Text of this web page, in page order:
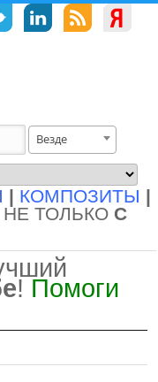
Везде
| КОМПОЗИТЫ |
НЕ ТОЛЬКО С
! Помоги